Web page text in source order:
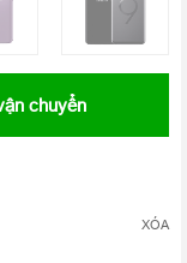
chuyển
XÓA